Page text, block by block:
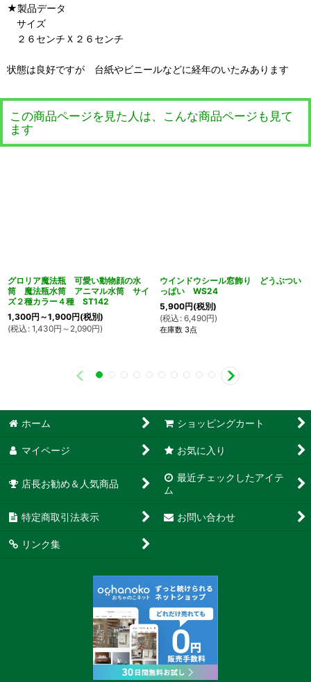
★製品データ
サイズ
２６センチＸ２６センチ
状態は良好ですが 台紙やビニールなどに経年のいたみあります
この商品ページを見た人は、こんな商品ページも見て
ます
グロリア魔法瓶 可愛い動物顔の水
筒 魔法瓶水筒 アニマル水筒 サイ
ズ２種カラー４種 ST142
1,300円 ～1,900円(税別)
(税込 : 1,430円 ～2,090円)
ウインドウシール窓飾り どうぶつい
っぱい WS24
5,900円(税別)
(税込 : 6,490円)
在庫数 3点
ホーム ショッピングカート
マイページ お気に入り
店長お勧め＆人気商品
最近チェックしたアイテ
ム
特定商取引法表示 お問い合わせ
リンク集